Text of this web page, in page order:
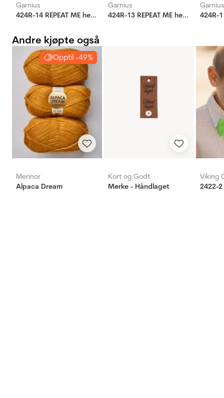
Garnius
424R-14 REPEAT ME herre
Garnius
424R-13 REPEAT ME herre
Garnius
Andre kjøpte også
Opptil -49%
Merinor
Alpaca Dream
Kort og Godt
Merke - Håndlaget
Viking
2422-